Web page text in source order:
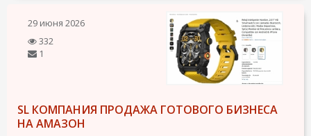
29 июня 2026
332
1
SL КОМПАНИЯ ПРОДАЖА ГОТОВОГО БИЗНЕСА
НА АМАЗОН